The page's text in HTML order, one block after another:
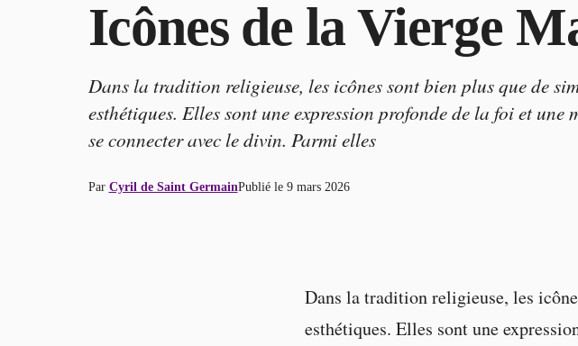
Icônes de la Vierge
Dans la tradition religieuse, les icônes sont bien plus que de
esthétiques. Elles sont une expression profonde de la foi et une
se connecter avec le divin. Parmi elles
Par Cyril de Saint GermainPublié le 9 mars 2026
Dans la tradition religieuse, les
esthétiques. Elles sont une